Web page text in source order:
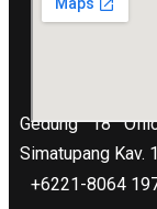
Gedung 18
Simatupang Kav.
+6221-8064